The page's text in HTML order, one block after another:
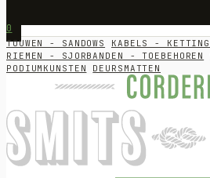
0
TOUWEN - SANDOWS KABELS -
RIEMEN - SJORBANDEN - TOEBEHOREN
PODIUMKUNSTEN
DEURSMATTEN